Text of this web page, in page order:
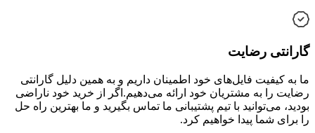
گارانتی رضایت
ما به کیفیت فایل‌های خود اطمینان داریم و به همین دلیل گارانتی
رضایت را به مشتریان خود ارائه می‌دهیم.اگر از خرید خود ناراضی
بودید، می‌توانید با تیم پشتیبانی ما تماس بگیرید و ما بهترین راه حل
را برای شما پیدا خواهیم کرد.